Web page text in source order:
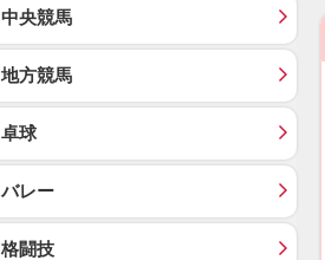
中央競馬
地方競馬
卓球
バレー
格闘技